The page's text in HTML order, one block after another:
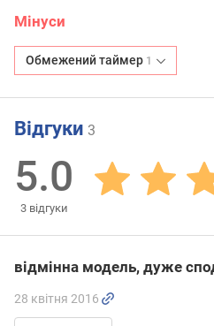
Мінуси
Обмежений таймер 1
Відгуки 3
5.0
3 відгуки
відмінна модель, дуже
28 квітня 2016